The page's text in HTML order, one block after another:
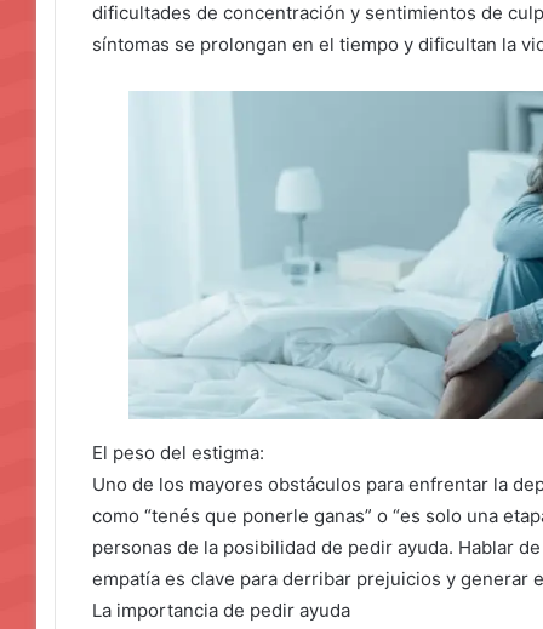
dificultades de concentración y sentimientos de
síntomas se prolongan en el tiempo y dificultan la
El peso del estigma:
Uno de los mayores obstáculos para enfrentar la
como “tenés que ponerle ganas” o “es solo una
personas de la posibilidad de pedir ayuda. Hablar
empatía es clave para derribar prejuicios y generar
La importancia de pedir ayuda